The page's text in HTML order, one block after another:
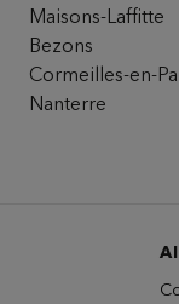
6
10.34
Du
89 BD
Maisons-Laffitte
Bezons
Cormeilles-en-
Nanterre